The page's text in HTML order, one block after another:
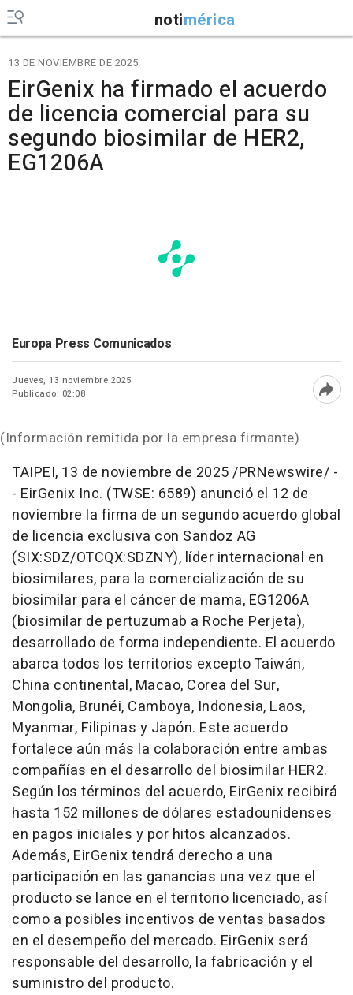
notimérica
13 DE NOVIEMBRE DE 2025
EirGenix ha firmado el acuerdo
de licencia comercial para su
segundo biosimilar de HER2,
EG1206A
Europa Press Comunicados
Jueves, 13 noviembre 2025
Publicado: 02:08
(Información remitida por la empresa firmante)
TAIPEI, 13 de noviembre de 2025/PRNewswire/ -
- EirGenix Inc. (TWSE: 6589) anunció el 12 de
noviembre la firma de un segundo acuerdo global
de licencia exclusiva con Sandoz AG
(SIX:SDZ/OTCQX:SDZNY), líder internacional en
biosimilares, para la comercialización de su
biosimilar para el cáncer de mama, EG1206A
(biosimilar de pertuzumab a Roche Perjeta),
desarrollado de forma independiente. El acuerdo
abarca todos los territorios excepto Taiwán,
China continental, Macao, Corea del Sur,
Mongolia, Brunéi, Camboya, Indonesia, Laos,
Myanmar, Filipinas y Japón. Este acuerdo
fortalece aún más la colaboración entre ambas
compañías en el desarrollo del biosimilar HER2.
Según los términos del acuerdo, EirGenix recibirá
hasta 152 millones de dólares estadounidenses
en pagos iniciales y por hitos alcanzados.
Además, EirGenix tendrá derecho a una
participación en las ganancias una vez que el
producto se lance en el territorio licenciado, así
como a posibles incentivos de ventas basados
en el desempeño del mercado. EirGenix será
responsable del desarrollo, la fabricación y el
suministro del producto.